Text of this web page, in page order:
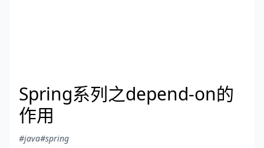
Spring系列之depend-on的
作用
#java#spring